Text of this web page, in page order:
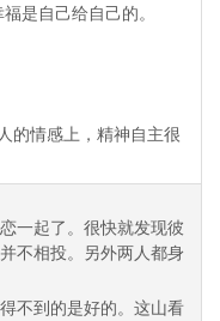
是自己给自己的。
的情感上，精神自主很
一起了。很快就发现彼
不相投。另外两人都身
不到的是好的。这山看